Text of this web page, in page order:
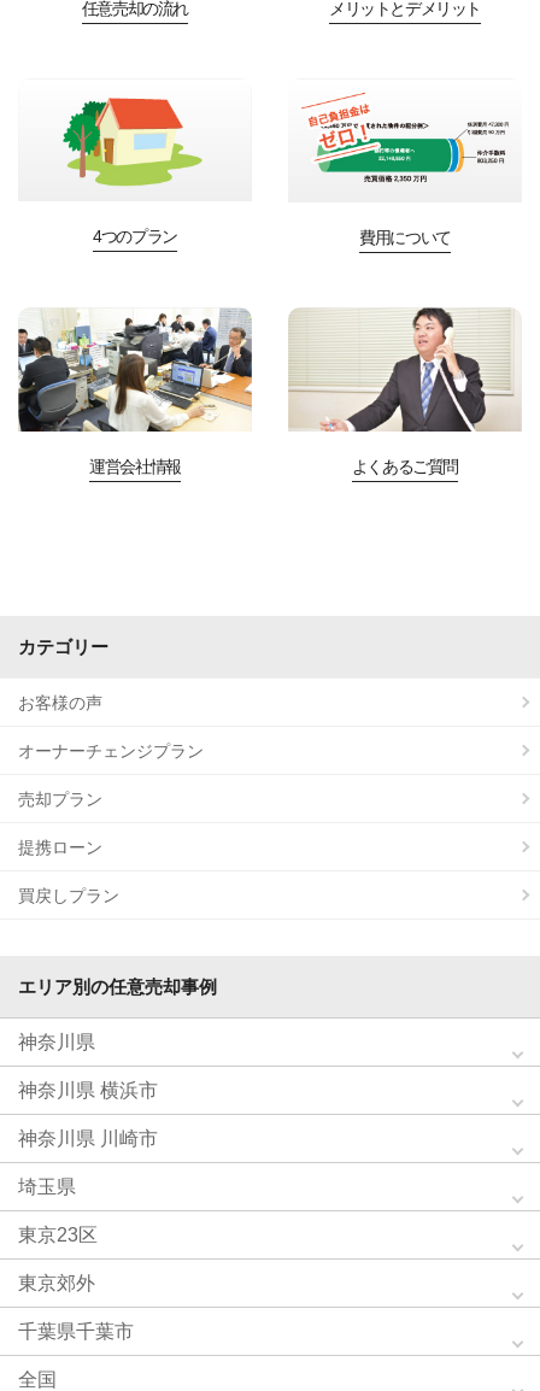
任意売却の流れ メリットとデメリット
4つのプラン 費用について
運営会社情報 よくあるご質問
カテゴリー
お客様の声
オーナーチェンジプラン
売却プラン
提携ローン
買戻しプラン
エリア別の任意売却事例
神奈川県
神奈川県 横浜市
神奈川県 川崎市
埼玉県
東京23区
東京郊外
千葉県千葉市
全国